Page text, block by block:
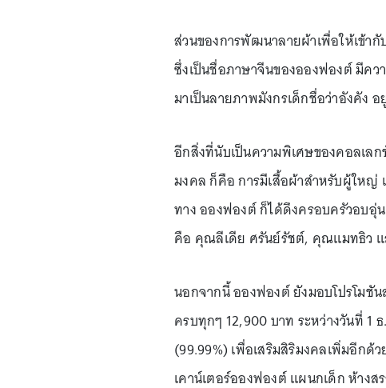
ส่วนของการพัฒนาลายผ้าเพื่อให้เข้า
ซึ่งเป็นชื่อภาษาจีนของอองฟองต์ มีคว
มาเป็นลายภาพมังกรเด็กชื่อว่าอังคัง
อีกสิ่งที่นับเป็นความพิเศษของคอลเล
มงคล ก็คือ การมีเสื้อผ้าสำหรับผู้ใหญ่
ทาง อองฟองต์ ก็ได้ดึงครอบครัวอบอุ่
คือ คุณลีเดีย ศรันย์รัชต์, คุณแมทธิว
นอกจากนี้ อองฟองต์ ยังมอบโปรโม
ครบทุกๆ 12,900 บาท ระหว่างวันที่ 1
(99.99%) เพื่อเสริมสิริมงคลเพิ่มอีกด้
เคาน์เตอร์อองฟองต์ แผนกเด็ก ห้าง